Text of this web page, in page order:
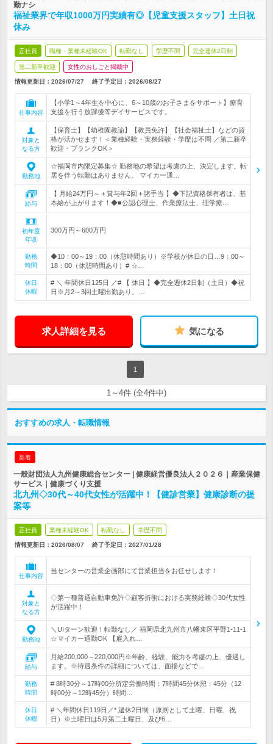
勤ナシ
福祉業界で年収1000万円実績有◎【児童支援スタッフ】土日祝
休み
正社員 職種・業種未経験OK 転勤なし 学歴不問 完全週休2日制
第二新卒歓迎 女性のおしごと掲載中
情報更新日：2026/07/27 終了予定日： 2026/08/27
仕事内容
【小学1～4年生を中心に、6～10歳のお子さまをサポート】療育
支援を行う放課後等デイサービスです。
対象と
なる方
【保育士】【幼稚園教諭】【教員免許】【社会福祉士】などの資
格が活かせます！＜業種経験・実務経験・学歴は不問 ／第二新卒
歓迎・ブランクOK＞
勤務地
☆福岡市内限定募集☆ 勤務地の希望は考慮の上、決定します。転
居を伴う転勤はありません。 マイカー通…
給与
【 月給24万円～＋賞与年2回＋諸手当 】◆下記資格保有者は、基
本給が上がります！◆■公認心理士、作業療法士、理学療…
初年度
年収
300万円～600万円
勤務
時間
◆10：00～19：00（休憩時間あり）※学校が休日の日…9：00～
18：00（休憩時間あり）# ☆…
休日
休暇
# ＼ 年間休日125日 ／# 【 休日 】◆完全週休2日制（土日）◆祝
日※月2～3回土曜出勤あり。…
求人詳細を見る 気になる
1
1～4件 (全4件中)
おすすめの求人・転職情報
新着
一般財団法人九州健康総合センター | 健康経営優良法人２０２６｜産業保健
サービス｜健康づくり支援
北九州◇30代～40代女性が活躍中！【健診営業】健康診断の提
案等
正社員 業種未経験OK 転勤なし 学歴不問
情報更新日：2026/08/07 終了予定日： 2027/01/28
仕事内容
当センターの営業企画部にて営業担当をお任せします！
対象と
なる方
◇第一種普通自動車免許◇顧客折衝における実務経験◇30代女性
が活躍中！
勤務地
＼UIターン歓迎！転勤なし／ 福岡県北九州市八幡東区平野1-11-1
☆マイカー通勤OK 【雇入れ…
給与
月給200,000～220,000円※年齢、経験、能力を考慮の上、優遇し
ます。※待遇条件の詳細については、面接などで…
勤務
時間
# 8時30分～17時00分所定労働時間：7時間45分休憩：45分（12
時00分～12時45分）時間…
休日
休暇
# ＼年間休日119日／* 週休2日制（原則として土曜、日曜、祝
日）※土曜日は5月第二土曜日、及び6…